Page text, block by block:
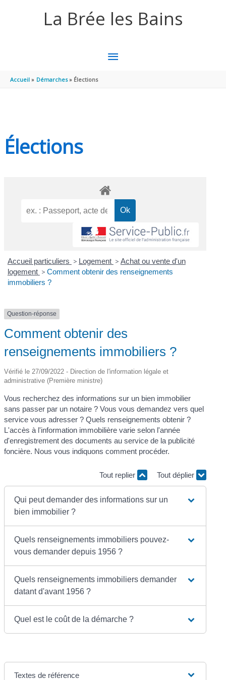
La Brée les Bains
MENU
Accueil Démarches Élections
Élections
Accueil particuliers > Logement > Achat ou vente d'un
logement > Comment obtenir des renseignements
immobiliers ?
Question-réponse
Comment obtenir des
renseignements immobiliers ?
Vérifié le 27/09/2022 - Direction de l'information légale et
administrative (Première ministre)
Vous recherchez des informations sur un bien immobilier
sans passer par un notaire ? Vous vous demandez vers quel
service vous adresser ? Quels renseignements obtenir ?
L'accès à l'information immobilière varie selon l'année
d'enregistrement des documents au service de la publicité
foncière. Nous vous indiquons comment procéder.
Tout replier Tout déplier
Qui peut demander des informations sur un
bien immobilier ?
Quels renseignements immobiliers pouvez-
vous demander depuis 1956 ?
Quels renseignements immobiliers demander
datant d'avant 1956 ?
Quel est le coût de la démarche ?
Textes de référence